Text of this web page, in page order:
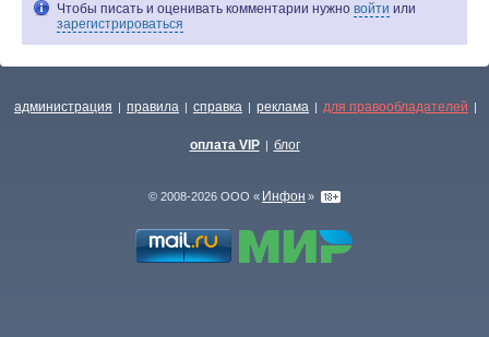
Чтобы писать и оценивать комментарии нужно войти или
зарегистрироваться
администрация | правила | справка | реклама | для правообладателей |
оплата VIP | блог
© 2008-2026 ООО « Инфон »